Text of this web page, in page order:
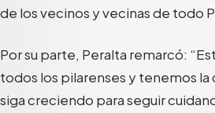
de los vecinos y vecinas de todo
Por su parte, Peralta remarcó:
todos los pilarenses y tenemos la
siga creciendo para seguir